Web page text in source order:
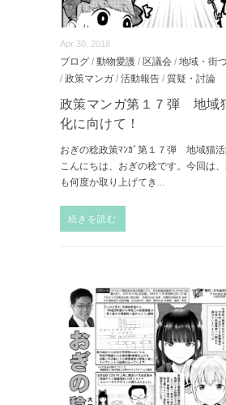
Apr 30, 2018
ブログ / 動物愛護 / 区議会 / 地域・街
/ 政策マンガ / 活動報告 / 質疑・討論
政策マンガ第１７弾 地域
化に向けて！
おぎの稔政策ﾏﾝｶﾞ第１７弾 地域猫
こんにちは、おぎの稔です。今回は
も何度か取り上げてき
続きを読む